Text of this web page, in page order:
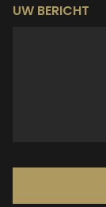
UW BERICHT